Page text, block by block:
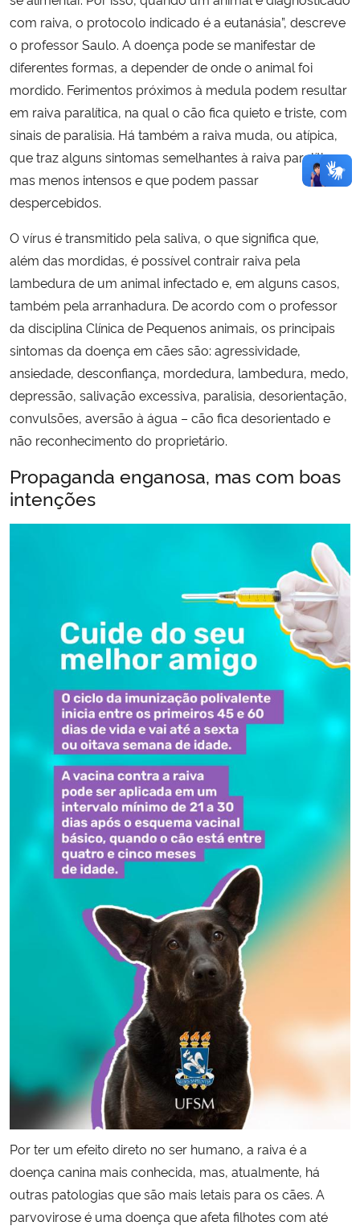
com raiva, o protocolo indicado é a eutanásia”, descreve
o professor Saulo. A doença pode se manifestar de
diferentes formas, a depender de onde o animal foi
mordido. Ferimentos próximos à medula podem resultar
em raiva paralítica, na qual o cão fica quieto e triste, com
sinais de paralisia. Há também a raiva muda, ou atípica,
que traz alguns sintomas semelhantes à raiva paralítica,
mas menos intensos e que podem passar
despercebidos.
O vírus é transmitido pela saliva, o que significa que,
além das mordidas, é possível contrair raiva pela
lambedura de um animal infectado e, em alguns casos,
também pela arranhadura. De acordo com o professor
da disciplina Clínica de Pequenos animais, os principais
sintomas da doença em cães são: agressividade,
ansiedade, desconfiança, mordedura, lambedura, medo,
depressão, salivação excessiva, paralisia, desorientação,
convulsões, aversão à água – cão fica desorientado e
não reconhecimento do proprietário.
Propaganda enganosa, mas com boas
intenções
Por ter um efeito direto no ser humano, a raiva é a
doença canina mais conhecida, mas, atualmente, há
outras patologias que são mais letais para os cães. A
parvovirose é uma doença que afeta filhotes com até